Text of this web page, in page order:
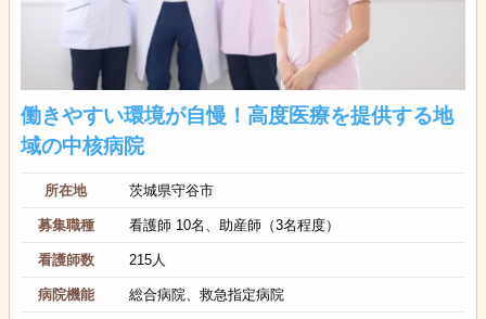
働きやすい環境が自慢！高度医療を提供する地
域の中核病院
所在地 茨城県守谷市
募集職種 看護師 10名、助産師（3名程度）
看護師数 215人
病院機能 総合病院、救急指定病院